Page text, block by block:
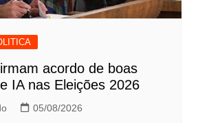
acordo de boas
IA nas Eleições 2026
05/08/2026